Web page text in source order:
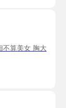
不算美女 胸大